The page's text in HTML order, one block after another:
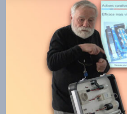
LA
TÉLÉGRAPHIE
SANS
FIL
VISIONNAIRE
RADIO